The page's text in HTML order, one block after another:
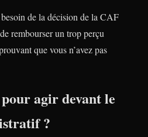
de la décision de la CAF
rembourser un trop perçu
que vous n’avez pas
agir devant le
?